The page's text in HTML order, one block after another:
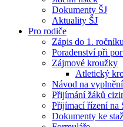
Dokumenty ŠJ
Aktuality ŠJ
Pro rodiče
Zápis do 1. ročníku
Poradenství při
Zájmové kroužky
Atletický
Návod na
Přijímání žáků
Přijímací řízení na
Dokumenty ke